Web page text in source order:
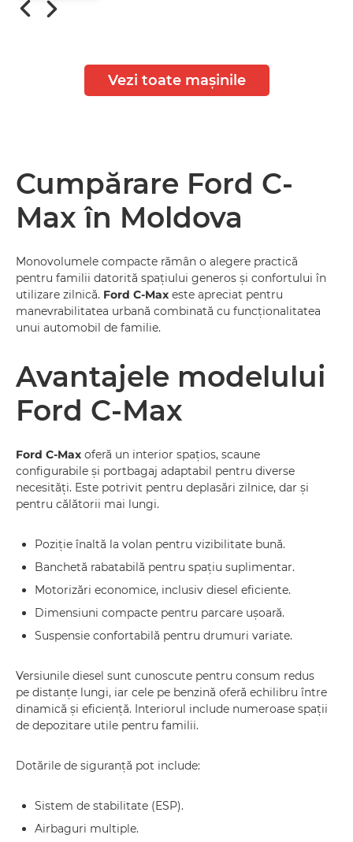
Vezi toate mașinile
Cumpărare Ford C-
Max în Moldova
Monovolumele compacte rămân o alegere practică
pentru familii datorită spațiului generos și confortului în
utilizare zilnică. Ford C-Max este apreciat pentru
manevrabilitatea urbană combinată cu funcționalitatea
unui automobil de familie.
Avantajele modelului
Ford C-Max
Ford C-Max oferă un interior spațios, scaune
configurabile și portbagaj adaptabil pentru diverse
necesități. Este potrivit pentru deplasări zilnice, dar și
pentru călătorii mai lungi.
Poziție înaltă la volan pentru vizibilitate bună.
Banchetă rabatabilă pentru spațiu suplimentar.
Motorizări economice, inclusiv diesel eficiente.
Dimensiuni compacte pentru parcare ușoară.
Suspensie confortabilă pentru drumuri variate.
Versiunile diesel sunt cunoscute pentru consum redus
pe distanțe lungi, iar cele pe benzină oferă echilibru între
dinamică și eficiență. Interiorul include numeroase spații
de depozitare utile pentru familii.
Dotările de siguranță pot include:
Sistem de stabilitate (ESP).
Airbaguri multiple.